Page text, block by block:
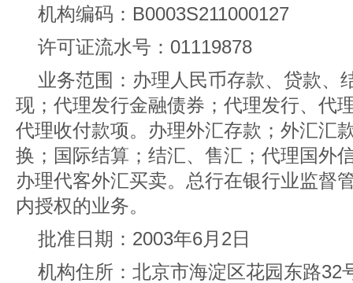
机构编码：B0003S211000127
许可证流水号：01119878
业务范围：办理人民币存款、贷款、
现；代理发行金融债券；代理发行、代
代理收付款项。办理外汇存款；外汇汇
换；国际结算；结汇、售汇；代理国外
办理代客外汇买卖。总行在银行业监督
内授权的业务。
批准日期：2003年6月2日
机构住所：北京市海淀区花园东路32